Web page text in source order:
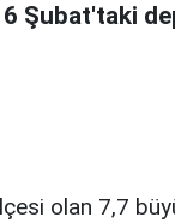
Şubat'taki
olan 7,7